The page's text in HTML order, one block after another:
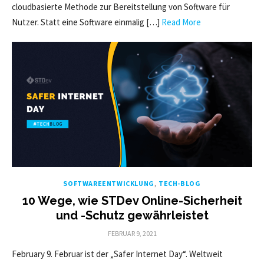
cloudbasierte Methode zur Bereitstellung von Software für
Nutzer. Statt eine Software einmalig […] Read More
SOFTWAREENTWICKLUNG , TECH-BLOG
10 Wege, wie STDev Online-Sicherheit
und -Schutz gewährleistet
POSTED
FEBRUAR 9, 2021
February 9. Februar ist der „Safer Internet Day“. Weltweit